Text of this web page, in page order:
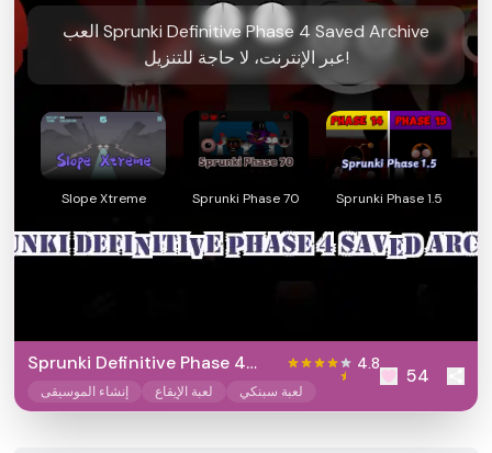
العب Sprunki Definitive Phase 4 Saved Archive
عبر الإنترنت، لا حاجة للتنزيل!
Slope Xtreme Sprunki Phase 70 Sprunki Phase 1.5
Sprunki Definitive Phase 4
Saved Archive
4.8
إنشاء الموسيقى لعبة الإيقاع لعبة سبنكي
54